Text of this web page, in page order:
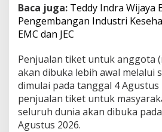
Baca juga: Teddy Indra Wijaya
Pengembangan Industri
EMC dan JEC
Penjualan tiket untuk anggota
akan dibuka lebih awal melalui
dimulai pada tanggal 4 Agustus
penjualan tiket untuk
seluruh dunia akan dibuka
Agustus 2026.